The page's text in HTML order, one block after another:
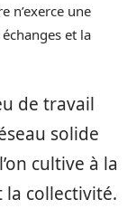
n’exerce une
et la
de travail
solide
cultive à la
la collectivité.